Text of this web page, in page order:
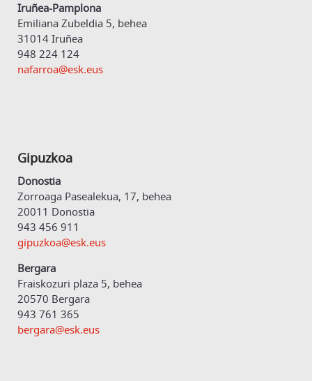
Iruñea-Pamplona
Emiliana Zubeldia 5, behea
31014 Iruñea
948 224 124
nafarroa@esk.eus
Gipuzkoa
Donostia
Zorroaga Pasealekua, 17, behea
20011 Donostia
943 456 911
gipuzkoa@esk.eus
Bergara
Fraiskozuri plaza 5, behea
20570 Bergara
943 761 365
bergara@esk.eus